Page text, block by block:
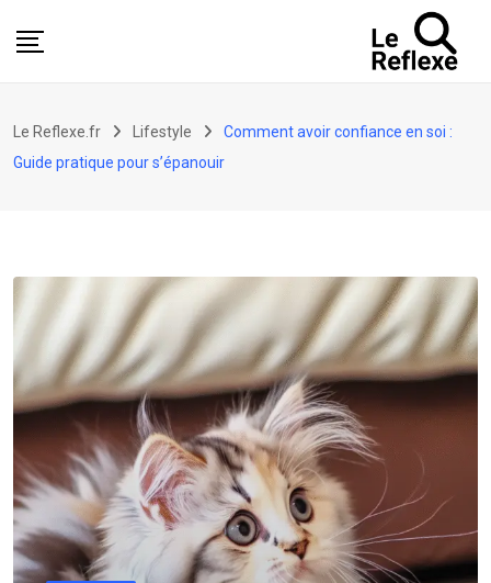
Le Reflexe.fr Lifestyle
Comment avoir confiance en soi :
Guide pratique pour s’épanouir